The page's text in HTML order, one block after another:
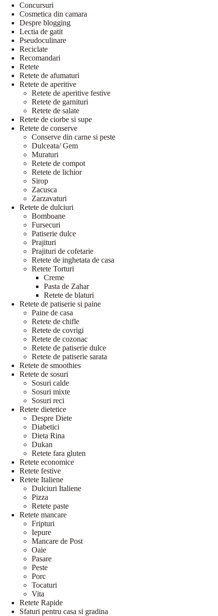
Concursuri
Cosmetica din camara
Despre blogging
Lectia de gatit
Pseudoculinare
Reciclate
Recomandari
Retete
Retete de afumaturi
Retete de aperitive
Retete de aperitive festive
Retete de garnituri
Retete de salate
Retete de ciorbe si supe
Retete de conserve
Conserve din carne si peste
Dulceata/ Gem
Muraturi
Retete de compot
Retete de lichior
Sirop
Zacusca
Zarzavaturi
Retete de dulciuri
Bomboane
Fursecuri
Patiserie dulce
Prajituri
Prajituri de cofetarie
Retete de inghetata de casa
Retete Torturi
Creme
Pasta de Zahar
Retete de blaturi
Retete de patiserie si paine
Paine de casa
Retete de chifle
Retete de covrigi
Retete de cozonac
Retete de patiserie dulce
Retete de patiserie sarata
Retete de smoothies
Retete de sosuri
Sosuri calde
Sosuri mixte
Sosuri reci
Retete dietetice
Despre Diete
Diabetici
Dieta Rina
Dukan
Retete fara gluten
Retete economice
Retete festive
Retete Italiene
Dulciuri Italiene
Pizza
Retete paste
Retete mancare
Fripturi
Iepure
Mancare de Post
Oaie
Pasare
Peste
Porc
Tocaturi
Vita
Retete Rapide
Sfaturi pentru casa si gradina